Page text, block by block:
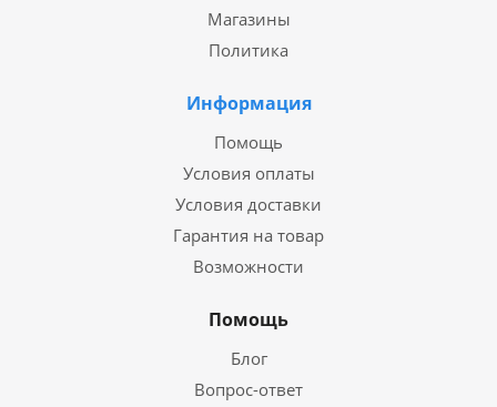
Магазины
Политика
Информация
Помощь
Условия оплаты
Условия доставки
Гарантия на товар
Возможности
Помощь
Блог
Вопрос-ответ